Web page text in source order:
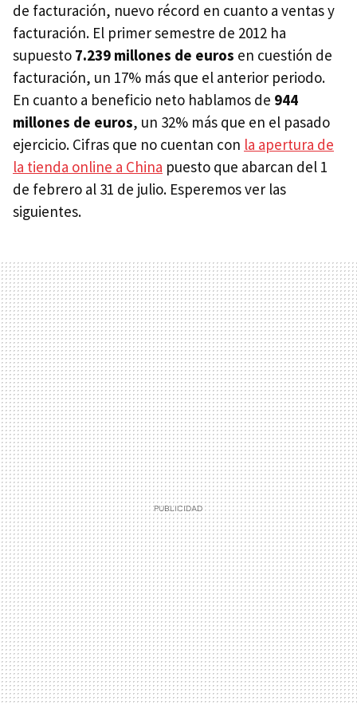
de facturación, nuevo récord en cuanto a ventas y
facturación. El primer semestre de 2012 ha
supuesto 7.239 millones de euros en cuestión de
facturación, un 17% más que el anterior periodo.
En cuanto a beneficio neto hablamos de 944
millones de euros, un 32% más que en el pasado
ejercicio. Cifras que no cuentan con la apertura de
la tienda online a China puesto que abarcan del 1
de febrero al 31 de julio. Esperemos ver las
siguientes.